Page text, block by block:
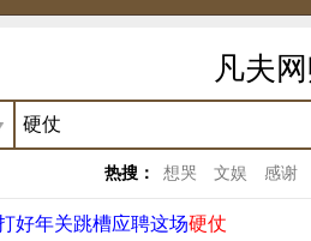
凡夫
热搜： 想哭 文娱 感谢
好年关跳槽应聘这场硬仗